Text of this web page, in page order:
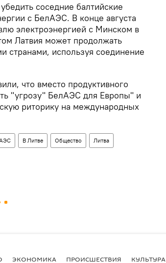
соседние балтийские
с БелАЭС. В конце августа
электроэнергией с Минском в
Латвия может продолжать
странами, используя соединение
что вместо продуктивного
"угрозу" БелАЭС для Европы" и
риторику на международных
В Литве Общество Литва
ЭКОНОМИКА ПРОИСШЕСТВИЯ КУЛЬТУРА